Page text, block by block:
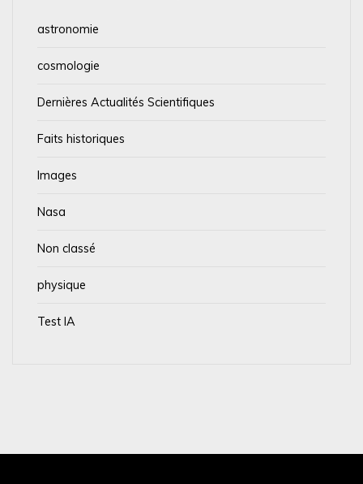
astronomie
cosmologie
Dernières Actualités Scientifiques
Faits historiques
Images
Nasa
Non classé
physique
Test IA